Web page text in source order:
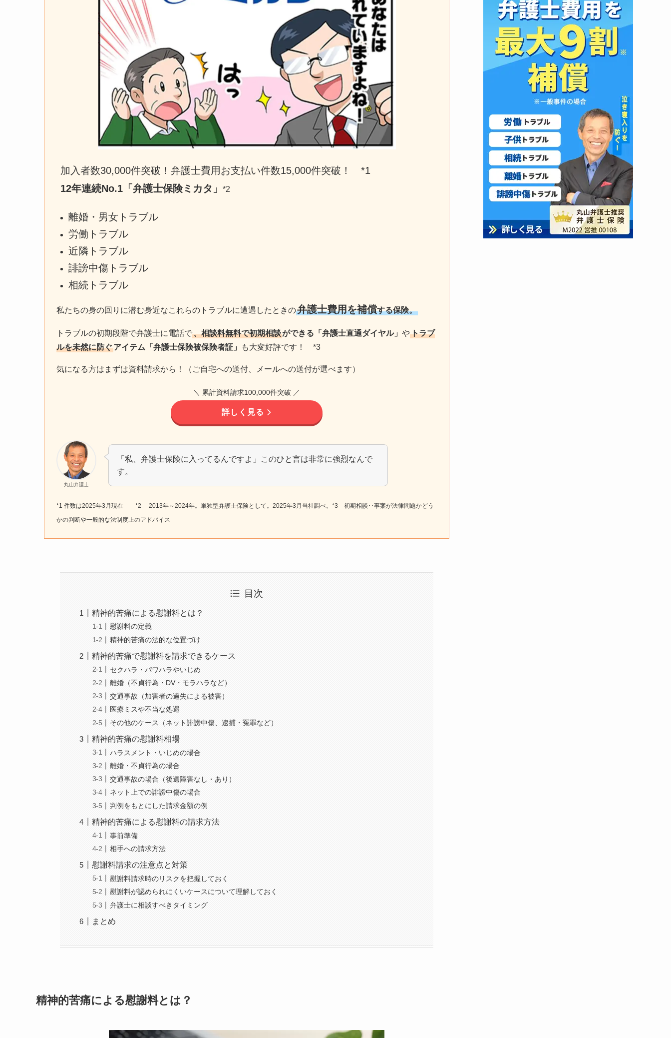
加入者数30,000件突破！弁護士費用お支払い件数15,000件突破！　*1
12年連続No.1「弁護士保険ミカタ」
*2
離婚・男女トラブル
労働トラブル
近隣トラブル
誹謗中傷トラブル
相続トラブル
私たちの身の回りに潜む身近なこれらのトラブルに遭遇したときの弁護士費用を補償する保険。
トラブルの初期段階で弁護士に電話で、相談料無料で初期相談ができる「弁護士直通ダイヤル」 やトラブ
ルを未然に防ぐアイテム「弁護士保険被保険者証」 も大変好評です！ *3
気になる方はまずは資料請求から！（ご自宅への送付、メールへの送付が選べます）
＼ 累計資料請求100,000件突破 ／
詳しく見る
丸山弁護士
「私、弁護士保険に入ってるんですよ」このひと言は非常に強烈なんで
す。
*1 件数は2025年3月現在 *2 2013年～2024年。単独型弁護士保険として。2025年3月当社調べ。*3 初期相談‥事案が法律問題かどう
かの判断や一般的な法制度上のアドバイス
目次
精神的苦痛による慰謝料とは？
慰謝料の定義
精神的苦痛の法的な位置づけ
精神的苦痛で慰謝料を請求できるケース
セクハラ・パワハラやいじめ
離婚（不貞行為・DV・モラハラなど）
交通事故（加害者の過失による被害）
医療ミスや不当な処遇
その他のケース（ネット誹謗中傷、逮捕・冤罪など）
精神的苦痛の慰謝料相場
ハラスメント・いじめの場合
離婚・不貞行為の場合
交通事故の場合（後遺障害なし・あり）
ネット上での誹謗中傷の場合
判例をもとにした請求金額の例
精神的苦痛による慰謝料の請求方法
事前準備
相手への請求方法
慰謝料請求の注意点と対策
慰謝料請求時のリスクを把握しておく
慰謝料が認められにくいケースについて理解しておく
弁護士に相談すべきタイミング
まとめ
精神的苦痛による慰謝料とは？